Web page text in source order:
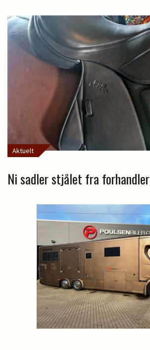
Aktuelt
Ni sadler stjålet fra forhandler